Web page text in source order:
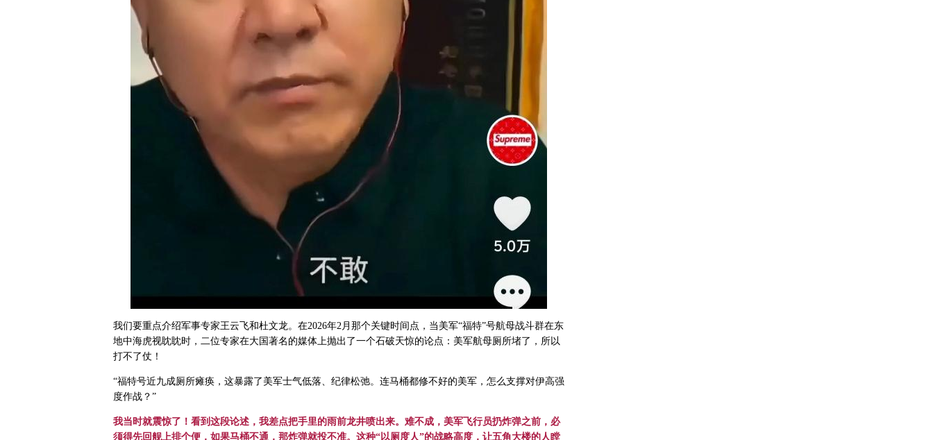
我们要重点介绍军事专家王云飞和杜文龙。在2026年2月那个关键时间点，当美军“福特”号航母战斗群在东
地中海虎视眈眈时，二位专家在大国著名的媒体上抛出了一个石破天惊的论点：美军航母厕所堵了，所以
打不了仗！
“福特号近九成厕所瘫痪，这暴露了美军士气低落、纪律松弛。连马桶都修不好的美军，怎么支撑对伊高强
度作战？”
我当时就震惊了！看到这段论述，我差点把手里的雨前龙井喷出来。难不成，美军飞行员扔炸弹之前，必
须得先回舰上排个便，如果马桶不通，那炸弹就投不准。这种“以厕度人”的战略高度，让五角大楼的人瞠